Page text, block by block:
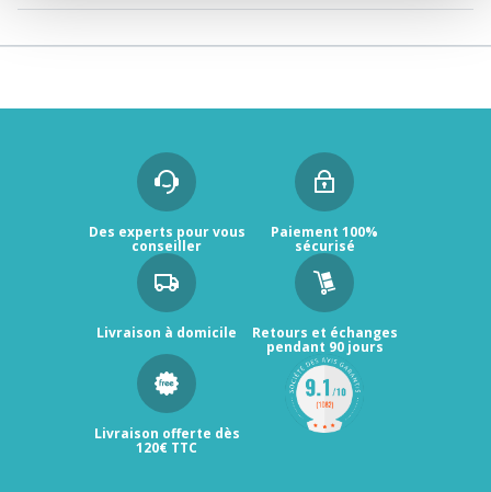
Des experts pour vous
conseiller
Paiement 100%
sécurisé
Livraison à domicile Retours et échanges
pendant 90 jours
Livraison offerte dès
120€ TTC